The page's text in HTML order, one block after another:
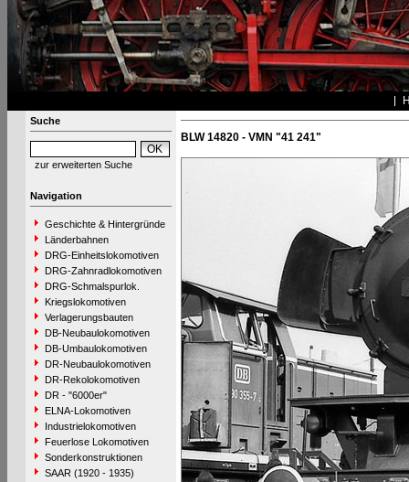
Suche
zur erweiterten Suche
Navigation
Geschichte & Hintergründe
Länderbahnen
DRG-Einheitslokomotiven
DRG-Zahnradlokomotiven
DRG-Schmalspurlok.
Kriegslokomotiven
Verlagerungsbauten
DB-Neubaulokomotiven
DB-Umbaulokomotiven
DR-Neubaulokomotiven
DR-Rekolokomotiven
DR - "6000er"
ELNA-Lokomotiven
Industrielokomotiven
Feuerlose Lokomotiven
Sonderkonstruktionen
SAAR (1920 - 1935)
BLW 14820 - VMN "41 241"